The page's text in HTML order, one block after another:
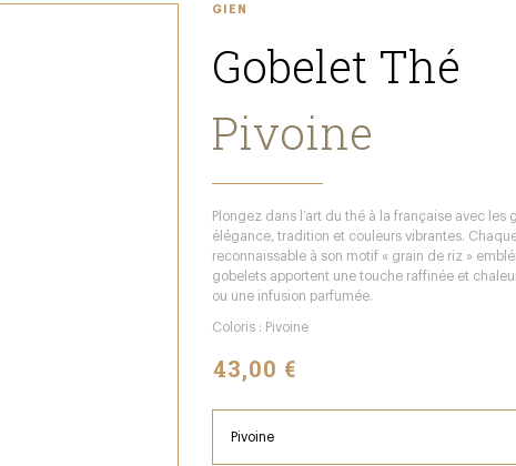
GIEN
Gobelet Thé
Pivoine
Plongez dans l’art du thé à la française avec
élégance, tradition et couleurs vibrantes.
reconnaissable à son motif « grain de riz »
gobelets apportent une touche raffinée et
ou une infusion parfumée.
Coloris : Pivoine
43,00 €